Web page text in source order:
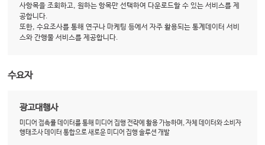
사항목을 조회하고, 원하는 항목만 선택하여 다운로드할 수 있는 서비스를 제
공합니다.
또한, 수요조사를 통해 연구나 마케팅 등에서 자주 활용되는 통계데이터 서비
스와 간행물 서비스를 제공합니다.
수요자
광고대행사
미디어 접촉률 데이터를 통해 미디어 집행 전략에 활용 가능하며, 자체 데이터와 소비자
행태조사 데이터 통합으로 새로운 미디어 집행 솔루션 개발